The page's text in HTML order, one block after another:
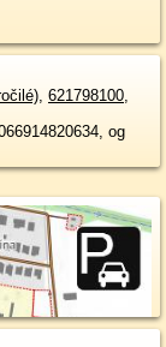
, 621798100,
og